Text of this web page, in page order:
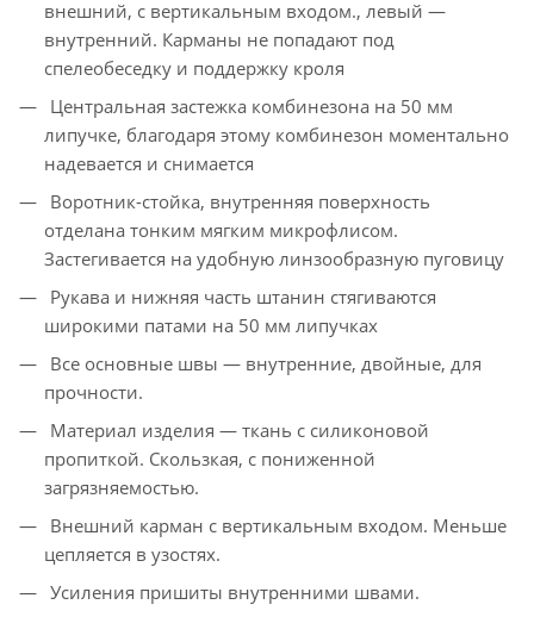
внешний, с вертикальным входом., левый —
внутренний. Карманы не попадают под
спелеобеседку и поддержку кроля
Центральная застежка комбинезона на 50 мм
липучке, благодаря этому комбинезон моментально
надевается и снимается
Воротник-стойка, внутренняя поверхность
отделана тонким мягким микрофлисом.
Застегивается на удобную линзообразную пуговицу
Рукава и нижняя часть штанин стягиваются
широкими патами на 50 мм липучках
Все основные швы — внутренние, двойные, для
прочности.
Материал изделия — ткань с силиконовой
пропиткой. Скользкая, с пониженной
загрязняемостью.
Внешний карман с вертикальным входом. Меньше
цепляется в узостях.
Усиления пришиты внутренними швами.